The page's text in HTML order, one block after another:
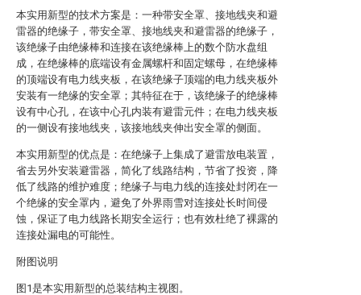
本实用新型的技术方案是：一种带安全罩、接地线夹和避
雷器的绝缘子，带安全罩、接地线夹和避雷器的绝缘子，
该绝缘子由绝缘棒和连接在该绝缘棒上的数个防水盘组
成，在绝缘棒的底端设有金属螺杆和固定螺母，在绝缘棒
的顶端设有电力线夹板，在该绝缘子顶端的电力线夹板外
安装有一绝缘的安全罩；其特征在于，该绝缘子的绝缘棒
设有中心孔，在该中心孔内装有避雷元件；在电力线夹板
的一侧设有接地线夹，该接地线夹伸出安全罩的侧面。
本实用新型的优点是：在绝缘子上集成了避雷放电装置，
省去另外安装避雷器，简化了线路结构，节省了投资，降
低了线路的维护难度；绝缘子与电力线的连接处封闭在一
个绝缘的安全罩内，避免了外界雨雪对连接处长时间侵
蚀，保证了电力线路长期安全运行；也有效杜绝了裸露的
连接处漏电的可能性。
附图说明
图1是本实用新型的总装结构主视图。